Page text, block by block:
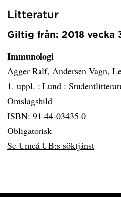
Litteratur
Giltig från: 2018 vecka
Immunologi
Agger Ralf, Andersen Vagn,
1. uppl. : Lund :
Omslagsbild
ISBN: 91-44-03435-0
Obligatorisk
Se Umeå UB:s söktjänst